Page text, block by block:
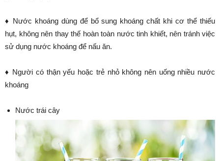
♦ Nước khoáng dùng để bổ sung khoáng chất khi cơ thể thiếu
hụt, không nên thay thế hoàn toàn nước tinh khiết, nên tránh việc
sử dụng nước khoáng để nấu ăn.
♦ Người có thận yếu hoặc trẻ nhỏ không nên uống nhiều nước
khoáng
Nước trái cây